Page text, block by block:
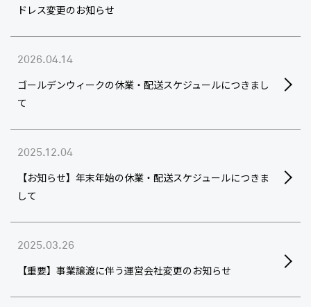
ドレス変更のお知らせ
2026.04.14
ゴールデンウィークの休業・配送スケジュールにつきまし
て
2025.12.04
【お知らせ】年末年始の休業・配送スケジュールにつきま
して
2025.03.26
【重要】事業譲渡に伴う運営会社変更のお知らせ